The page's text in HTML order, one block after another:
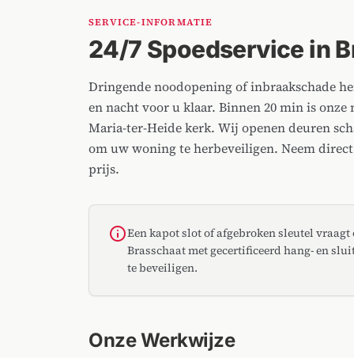
SERVICE-INFORMATIE
24/7 Spoedservice in
Dringende noodopening of inbraakschade
en nacht voor u klaar. Binnen 20 min is
Maria-ter-Heide kerk. Wij openen deuren
om uw woning te herbeveiligen. Neem
prijs.
infoEen kapot slot of afgebroken sleutel
Brasschaat met gecertificeerd hang- en
te beveiligen.
Onze Werkwijze